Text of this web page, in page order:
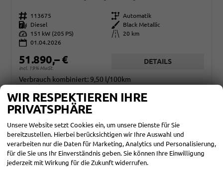
Fahrzeugnr. 113675 Getriebe Automatik
Kraftstoff
Diesel Außenfarbe
Black Metallic
Leistung
151 kW (205 PS) Kilometerstand
20 km
01.04.2026
51.890,– €
incl. 19% MwSt.
DETAILS
Verbrauch kombiniert: 9,50 l/100km
CO -Klasse:G
CO2 -Emissionen:230,00 g/km
WIR RESPEKTIEREN IHRE
PRIVATSPHÄRE
Unsere Website setzt Cookies ein, um unsere Dienste für Sie
bereitzustellen. Hierbei berücksichtigen wir Ihre Auswahl und
verarbeiten nur die Daten für Marketing, Analytics und Personalisierung,
für die Sie uns Ihr Einverständnis geben. Sie können Ihre Einwilligung
jederzeit mit Wirkung für die Zukunft widerrufen.